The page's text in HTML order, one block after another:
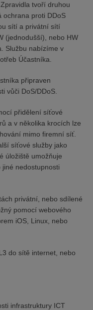
tvoří druhou
ochrana proti DDoS
sítí a privátní sítí
(jednodušší), nebo HW
Službu nabízíme v
Účastníka.
připraven
vůči DoS/DDoS.
přidělení síťové
a v několika krocích lze
mimo firemní síť.
síťové služby jako
úložiště umožňuje
nedostupnosti
privátní, nebo sdílené
pomocí webového
iOS, Linux, nebo
do sítě internet, nebo
infrastruktury ICT